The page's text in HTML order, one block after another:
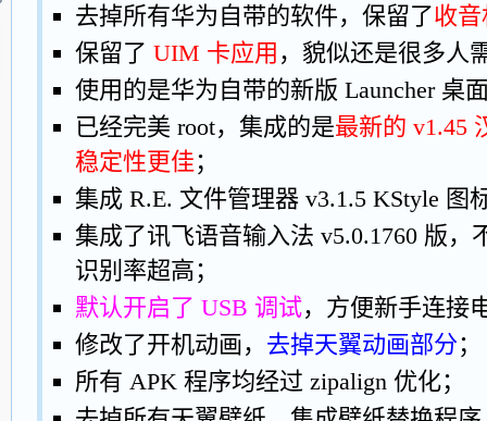
去掉所有华为自带的软件，保留了收
保留了 UIM 卡应用 ，貌似还是很多人
使用的是华为自带的新版 Launcher 桌
已经完美 root，集成的是最新的 v1.45
稳定性更佳；
集成 R.E. 文件管理器 v3.1.5 KStyle 图
集成了讯飞语音输入法 v5.0.1760 版，
识别率超高；
默认开启了 USB 调试，方便新手连接
修改了开机动画， 去掉天翼动画部分；
所有 APK 程序均经过 zipalign 优化；